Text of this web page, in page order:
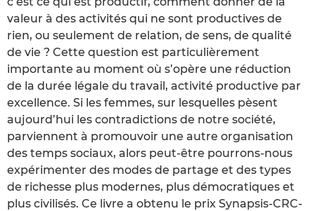
valeur à des activités qui ne sont productives de
rien, ou seulement de relation, de sens, de qualité
de vie ? Cette question est particulièrement
importante au moment où s’opère une réduction
de la durée légale du travail, activité productive par
excellence. Si les femmes, sur lesquelles pèsent
aujourd’hui les contradictions de notre société,
parviennent à promouvoir une autre organisation
des temps sociaux, alors peut-être pourrons-nous
expérimenter des modes de partage et des types
de richesse plus modernes, plus démocratiques et
plus civilisés. Ce livre a obtenu le prix Synapsis-CRC-